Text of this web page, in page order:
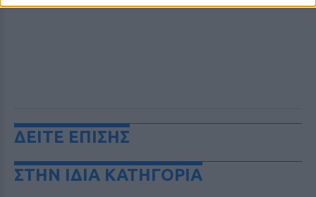
ΔΕΙΤΕ ΕΠΙΣΗΣ
ΣΤΗΝ ΙΔΙΑ ΚΑΤΗΓΟΡΙΑ